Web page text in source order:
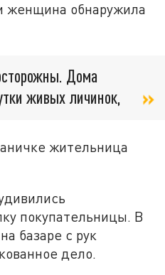
женщина обнаружила
Дома
живых личинок,
жительница
покупательницы. В
базаре с рук
дело.